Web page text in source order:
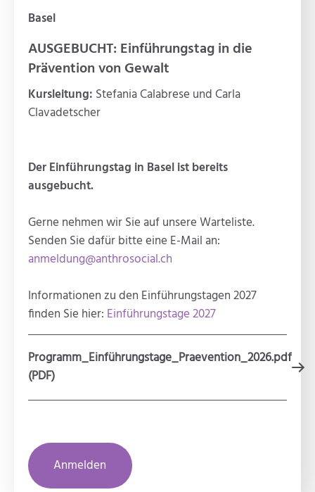
Basel
AUSGEBUCHT: Einführungstag in die
Prävention von Gewalt
Kursleitung: Stefania Calabrese und Carla
Clavadetscher
Der Einführungstag in Basel ist bereits
ausgebucht.
Gerne nehmen wir Sie auf unsere Warteliste.
Senden Sie dafür bitte eine E-Mail an:
anmeldung@anthrosocial.ch
Informationen zu den Einführungstagen 2027
finden Sie hier: Einführungstage 2027
Programm_Einführungstage_Praevention_2026.pdf
(PDF)
Anmelden